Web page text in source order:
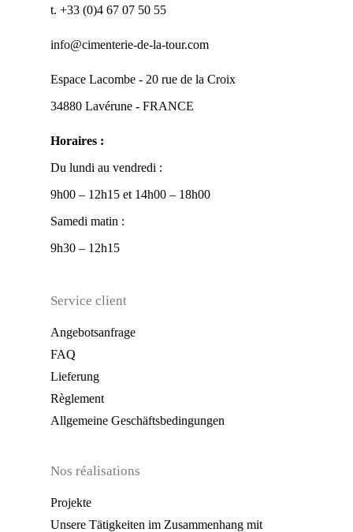
t. +33 (0)4 67 07 50 55
info@cimenterie-de-la-tour.com
Espace Lacombe - 20 rue de la Croix
34880 Lavérune - FRANCE
Horaires :
Du lundi au vendredi :
9h00 – 12h15 et 14h00 – 18h00
Samedi matin :
9h30 – 12h15
Service client
Angebotsanfrage
FAQ
Lieferung
Règlement
Allgemeine Geschäftsbedingungen
Nos réalisations
Projekte
Unsere Tätigkeiten im Zusammenhang mit